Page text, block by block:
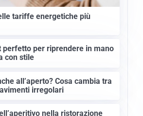
tariffe energetiche più
perfetto per riprendere in mano
con stile
all’aperto? Cosa cambia tra
irregolari
nella ristorazione